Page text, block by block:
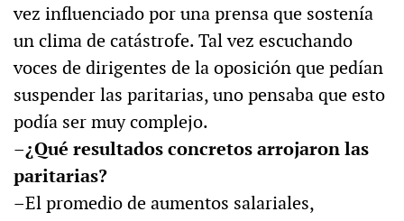
vez influenciado por una prensa que sostenía
un clima de catástrofe. Tal vez escuchando
voces de dirigentes de la oposición que pedían
suspender las paritarias, uno pensaba que esto
podía ser muy complejo.
–¿Qué resultados concretos arrojaron las
paritarias?
–El promedio de aumentos salariales,